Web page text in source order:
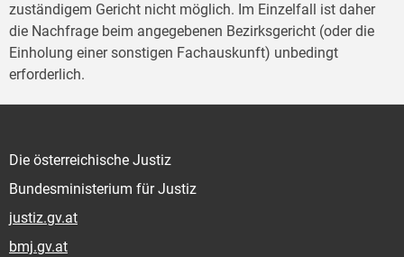
zuständigem Gericht nicht möglich. Im Einzelfall ist daher
die Nachfrage beim angegebenen Bezirksgericht (oder die
Einholung einer sonstigen Fachauskunft) unbedingt
erforderlich.
Die österreichische Justiz
Bundesministerium für Justiz
justiz.gv.at
bmj.gv.at